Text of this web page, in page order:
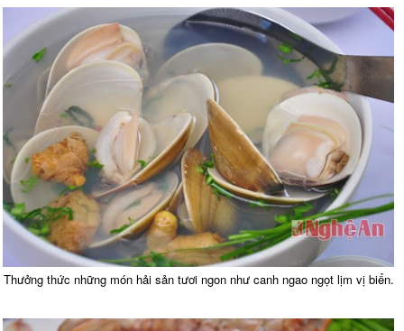
Thưởng thức những món hải sản tươi ngon như canh ngao ngọt lịm vị biển.